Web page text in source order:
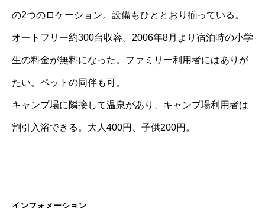
の2つのロケーション。設備もひととおり揃っている。
オートフリー約300台収容。2006年8月より宿泊時の小学
生の料金が無料になった。ファミリー利用者にはありが
たい。ペットの同伴も可。
キャンプ場に隣接して温泉があり、キャンプ場利用者は
割引入浴できる。大人400円、子供200円。
インフォメーション